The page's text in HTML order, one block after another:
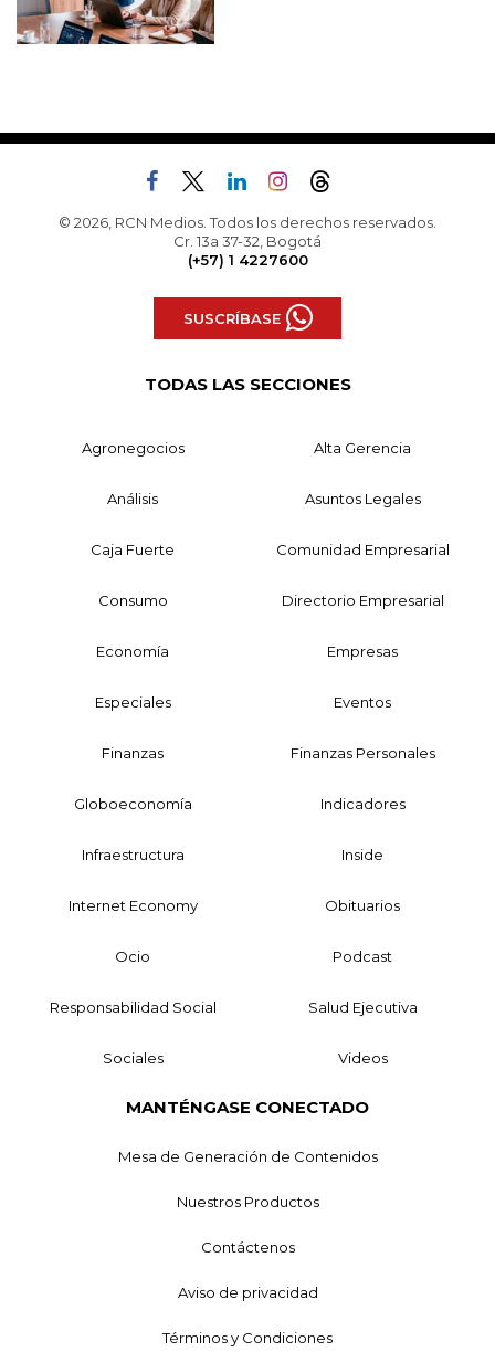
© 2026, RCN Medios. Todos los derechos reservados.
Cr. 13a 37-32, Bogotá
(+57) 1 4227600
SUSCRÍBASE
TODAS LAS SECCIONES
Agronegocios Alta Gerencia
Análisis Asuntos Legales
Caja Fuerte Comunidad Empresarial
Consumo Directorio Empresarial
Economía Empresas
Especiales Eventos
Finanzas Finanzas Personales
Globoeconomía Indicadores
Infraestructura Inside
Internet Economy Obituarios
Ocio Podcast
Responsabilidad Social Salud Ejecutiva
Sociales Videos
MANTÉNGASE CONECTADO
Mesa de Generación de Contenidos
Nuestros Productos
Contáctenos
Aviso de privacidad
Términos y Condiciones